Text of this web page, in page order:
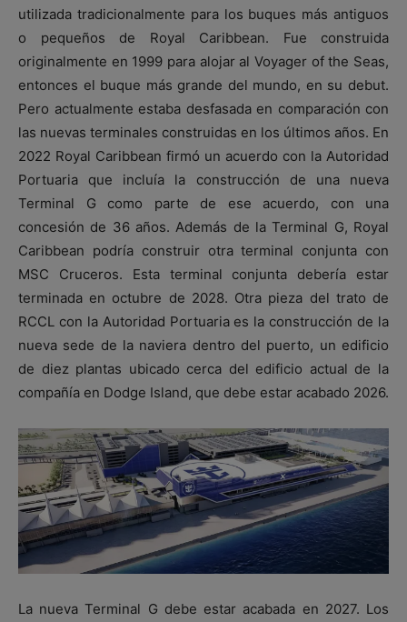
utilizada tradicionalmente para los buques más antiguos
o pequeños de Royal Caribbean. Fue construida
originalmente en 1999 para alojar al Voyager of the Seas,
entonces el buque más grande del mundo, en su debut.
Pero actualmente estaba desfasada en comparación con
las nuevas terminales construidas en los últimos años. En
2022 Royal Caribbean firmó un acuerdo con la Autoridad
Portuaria que incluía la construcción de una nueva
Terminal G como parte de ese acuerdo, con una
concesión de 36 años. Además de la Terminal G, Royal
Caribbean podría construir otra terminal conjunta con
MSC Cruceros. Esta terminal conjunta debería estar
terminada en octubre de 2028. Otra pieza del trato de
RCCL con la Autoridad Portuaria es la construcción de la
nueva sede de la naviera dentro del puerto, un edificio
de diez plantas ubicado cerca del edificio actual de la
compañía en Dodge Island, que debe estar acabado 2026.
La nueva Terminal G debe estar acabada en 2027. Los